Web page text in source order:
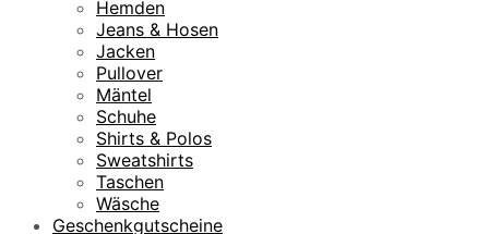
Hemden
Jeans & Hosen
Jacken
Pullover
Mäntel
Schuhe
Shirts & Polos
Sweatshirts
Taschen
Wäsche
Geschenkgutscheine